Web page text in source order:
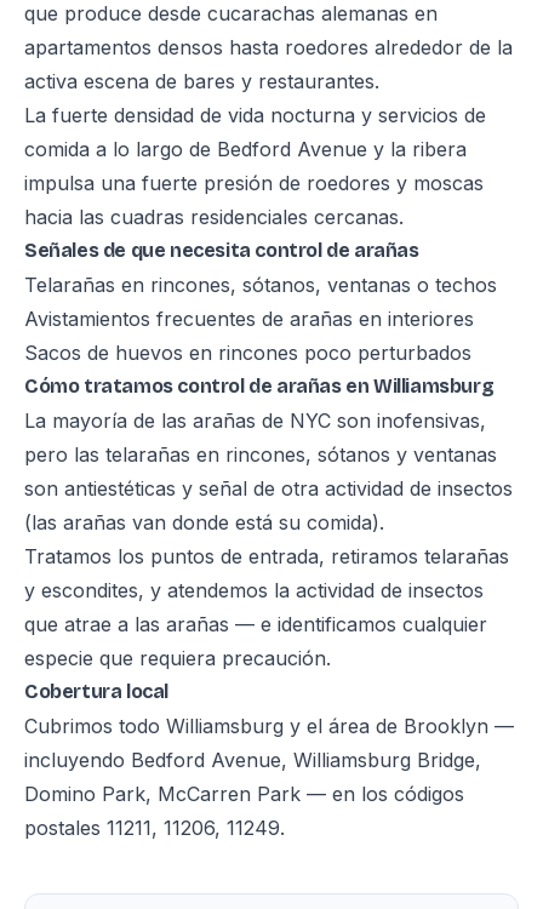
que produce desde cucarachas alemanas en
apartamentos densos hasta roedores alrededor de la
activa escena de bares y restaurantes.
La fuerte densidad de vida nocturna y servicios de
comida a lo largo de Bedford Avenue y la ribera
impulsa una fuerte presión de roedores y moscas
hacia las cuadras residenciales cercanas.
Señales de que necesita control de arañas
Telarañas en rincones, sótanos, ventanas o techos
Avistamientos frecuentes de arañas en interiores
Sacos de huevos en rincones poco perturbados
Cómo tratamos control de arañas en Williamsburg
La mayoría de las arañas de NYC son inofensivas,
pero las telarañas en rincones, sótanos y ventanas
son antiestéticas y señal de otra actividad de insectos
(las arañas van donde está su comida).
Tratamos los puntos de entrada, retiramos telarañas
y escondites, y atendemos la actividad de insectos
que atrae a las arañas — e identificamos cualquier
especie que requiera precaución.
Cobertura local
Cubrimos todo Williamsburg y el área de Brooklyn —
incluyendo Bedford Avenue, Williamsburg Bridge,
Domino Park, McCarren Park — en los códigos
postales 11211, 11206, 11249.